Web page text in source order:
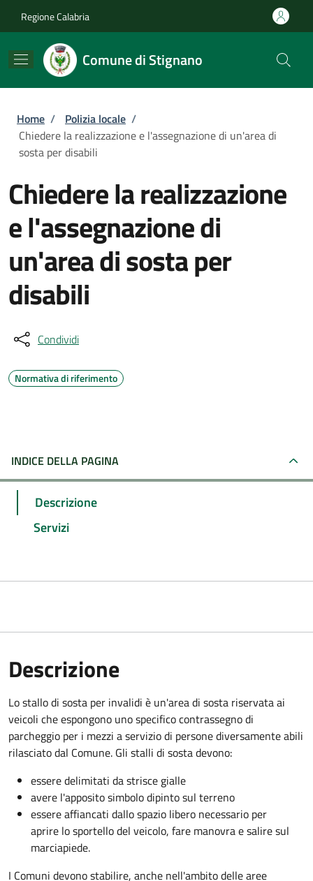
Regione Calabria
Comune di Stignano
Briciole di pane
Home / Polizia locale /
Chiedere la realizzazione e l'assegnazione di un'area di
sosta per disabili
Chiedere la realizzazione
e l'assegnazione di
un'area di sosta per
disabili
Condividi
Normativa di riferimento
INDICE DELLA PAGINA
Descrizione
Servizi
Descrizione
Lo stallo di sosta per invalidi è un'area di sosta riservata ai
veicoli che espongono uno specifico contrassegno di
parcheggio per i mezzi a servizio di persone diversamente abili
rilasciato dal Comune. Gli stalli di sosta devono:
essere delimitati da strisce gialle
avere l'apposito simbolo dipinto sul terreno
essere affiancati dallo spazio libero necessario per
aprire lo sportello del veicolo, fare manovra e salire sul
marciapiede.
I Comuni devono stabilire, anche nell'ambito delle aree